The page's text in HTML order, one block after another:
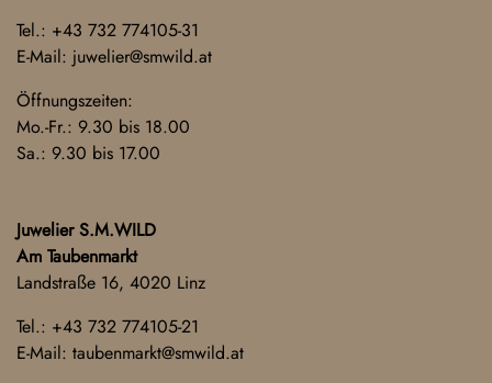
Tel.: +43 732 774105-31
E-Mail: juwelier@smwild.at
Öffnungszeiten:
Mo.-Fr.: 9.30 bis 18.00
Sa.: 9.30 bis 17.00
Juwelier S.M.WILD
Am Taubenmarkt
Landstraße 16, 4020 Linz
Tel.: +43 732 774105-21
E-Mail: taubenmarkt@smwild.at